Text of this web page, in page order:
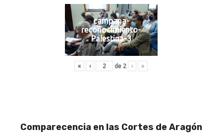
campana-
reconocimiento-
Palestina-3
« ‹ de 2 › »
Comparecencia en las Cortes de Aragón